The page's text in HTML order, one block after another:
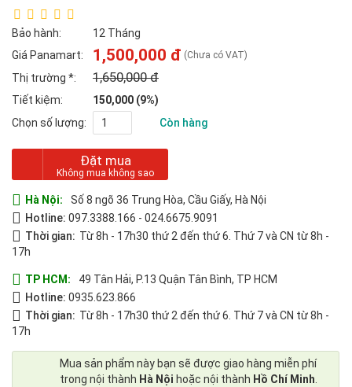
Bảo hành:
12 Tháng
Giá Panamart:
1,500,000 đ (Chưa có VAT)
Thị trường *: 1,650,000 đ
Tiết kiệm:
150,000 (9%)
Chọn số lượng:
Còn hàng
Đặt mua
Hà Nội:
Số 8 ngõ 36 Trung Hòa, Cầu Giấy, Hà Nội
Hotline: 097.3388.166 - 024.6675.9091
Thời gian: Từ 8h - 17h30 thứ 2 đến thứ 6. Thứ 7 và CN từ 8h -
17h
TP HCM:
49 Tân Hải, P.13 Quận Tân Bình, TP HCM
Hotline: 0935.623.866
Thời gian: Từ 8h - 17h30 thứ 2 đến thứ 6. Thứ 7 và CN từ 8h -
17h
Mua sản phẩm này bạn sẽ được giao hàng miễn phí
trong nội thành Hà Nội hoặc nội thành Hồ Chí Minh.